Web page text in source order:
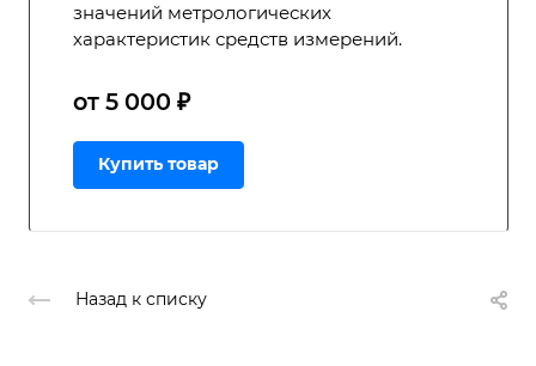
значений метрологических
характеристик средств измерений.
от 5 000 ₽
Купить товар
Назад к списку